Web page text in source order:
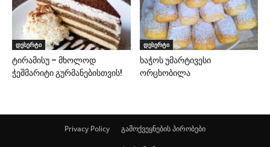
დესერტი
ტირამისუ – მხოლოდ
ჭეშმარიტი გურმანებისთვის!
დესერტი
ხაჭოს უმარტივესი
ორცხობილა
Privacy Policy გამოქვეყნების პირობები